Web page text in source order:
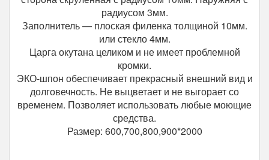
Парма
радиусом 3мм.
Заполнитель — плоская филенка толщиной 10мм.
или стекло 4мм.
Царга окутана целиком и не имеет проблемной
кромки.
ЭКО-шпон обеспечивает прекрасный внешний вид и
долговечность. Не выцветает и не выгорает со
временем. Позволяет использовать любые моющие
средства.
Размер: 600,700,800,900*2000